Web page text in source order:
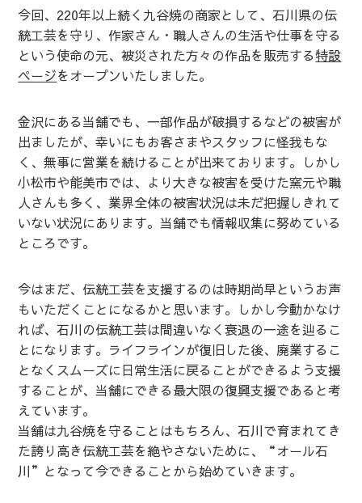
今回、220年以上続く九谷焼の商家として、石川県の伝
統工芸を守り、作家さん・職人さんの生活や仕事を守る
という使命の元、被災された方々の作品を販売する特設
ページをオープンいたしました。
金沢にある当舗でも、一部作品が破損するなどの被害が
出ましたが、幸いにもお客さまやスタッフに怪我もな
く、無事に営業を続けることが出来ております。しかし
小松市や能美市では、より大きな被害を受けた窯元や職
人さんも多く、業界全体の被害状況は未だ把握しきれて
いない状況にあります。当舗でも情報収集に努めている
ところです。
今はまだ、伝統工芸を支援するのは時期尚早というお声
もいただくことになるかと思います。しかし今動かなけ
れば、石川の伝統工芸は間違いなく衰退の一途を辿るこ
とになります。ライフラインが復旧した後、廃業するこ
となくスムーズに日常生活に戻ることができるよう支援
することが、当舗にできる最大限の復興支援であると考
えています。
当舗は九谷焼を守ることはもちろん、石川で育まれてき
た誇り高き伝統工芸を絶やさないために、“オール石
川”となって今できることから始めていきます。